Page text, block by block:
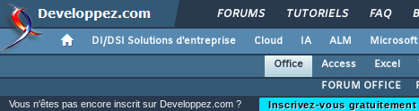
FORUMS TUTORIELS FAQ
DI/DSI Solutions d'entreprise Cloud IA ALM Microsoft
Office
Access Excel
FORUM OFFICE
Vous n'êtes pas encore inscrit sur Developpez.com ?
Inscrivez-vous gratuitement